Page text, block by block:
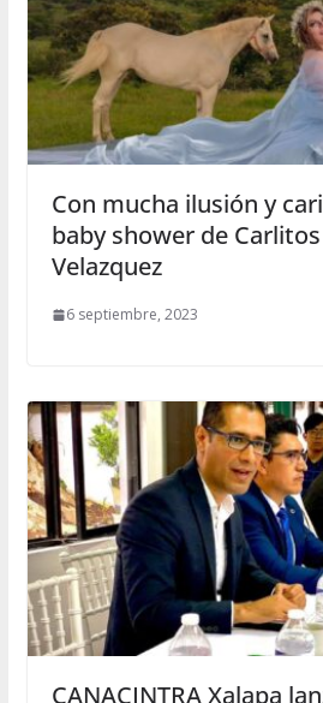
Con mucha ilusión y
baby shower de
Velazquez
6 septiembre, 2023
CANACINTRA Xalapa